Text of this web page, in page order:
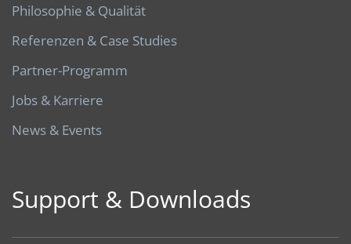
Philosophie & Qualität
Referenzen & Case Studies
Partner-Programm
Jobs & Karriere
News & Events
Support & Downloads